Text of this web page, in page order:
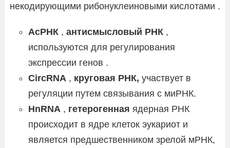
некодирующими рибонуклеиновыми кислотами .
АсРНК , антисмысловый РНК ,
используются для регулирования
экспрессии генов .
CircRNA , круговая РНК, участвует в
регуляции путем связывания с миРНК.
HnRNA , гетерогенная ядерная РНК
происходит в ядре клеток эукариот и
является предшественником зрелой мРНК,